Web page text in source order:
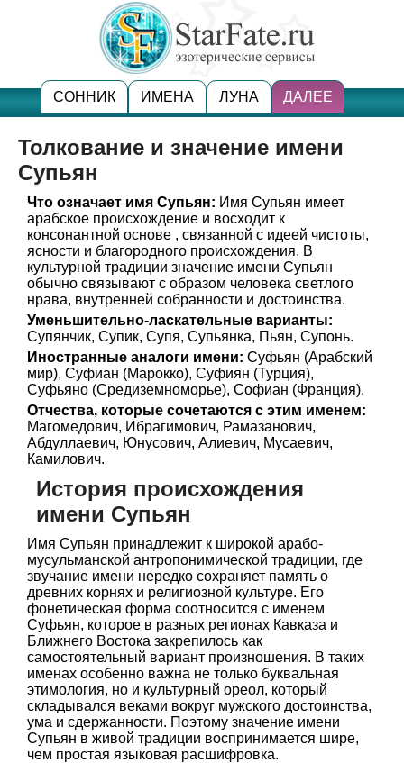
СОННИК ИМЕНА ЛУНА ДАЛЕЕ
Толкование и значение имени
Супьян
Что означает имя Супьян: Имя Супьян имеет
арабское происхождение и восходит к
консонантной основе , связанной с идеей чистоты,
ясности и благородного происхождения. В
культурной традиции значение имени Супьян
обычно связывают с образом человека светлого
нрава, внутренней собранности и достоинства.
Уменьшительно-ласкательные варианты:
Супянчик, Супик, Супя, Супьянка, Пьян, Супонь.
Иностранные аналоги имени: Суфьян (Арабский
мир), Суфиан (Марокко), Суфиян (Турция),
Суфьяно (Средиземноморье), Софиан (Франция).
Отчества, которые сочетаются с этим именем:
Магомедович, Ибрагимович, Рамазанович,
Абдуллаевич, Юнусович, Алиевич, Мусаевич,
Камилович.
История происхождения
имени Супьян
Имя Супьян принадлежит к широкой арабо-
мусульманской антропонимической традиции, где
звучание имени нередко сохраняет память о
древних корнях и религиозной культуре. Его
фонетическая форма соотносится с именем
Суфьян, которое в разных регионах Кавказа и
Ближнего Востока закрепилось как
самостоятельный вариант произношения. В таких
именах особенно важна не только буквальная
этимология, но и культурный ореол, который
складывался веками вокруг мужского достоинства,
ума и сдержанности. Поэтому значение имени
Супьян в живой традиции воспринимается шире,
чем простая языковая расшифровка.